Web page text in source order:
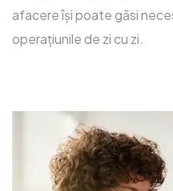
afacere își poate găsi
operațiunile de zi cu zi.